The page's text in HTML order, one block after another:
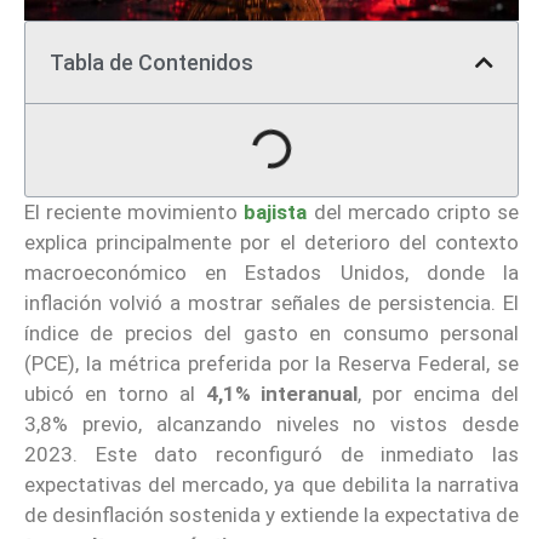
Tabla de Contenidos
El reciente movimiento bajista del mercado cripto se
explica principalmente por el deterioro del contexto
macroeconómico en Estados Unidos, donde la
inflación volvió a mostrar señales de persistencia. El
índice de precios del gasto en consumo personal
(PCE), la métrica preferida por la Reserva Federal, se
ubicó en torno al 4,1% interanual, por encima del
3,8% previo, alcanzando niveles no vistos desde
2023. Este dato reconfiguró de inmediato las
expectativas del mercado, ya que debilita la narrativa
de desinflación sostenida y extiende la expectativa de